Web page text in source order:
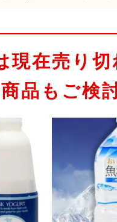
現在売り
品もご検